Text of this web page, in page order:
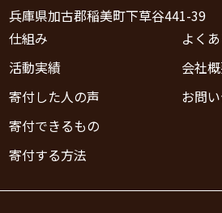
兵庫県加古郡稲美町下草谷441-39
仕組み
活動実績
寄付した人の声
寄付できるもの
寄付する方法
よく
会社
お問